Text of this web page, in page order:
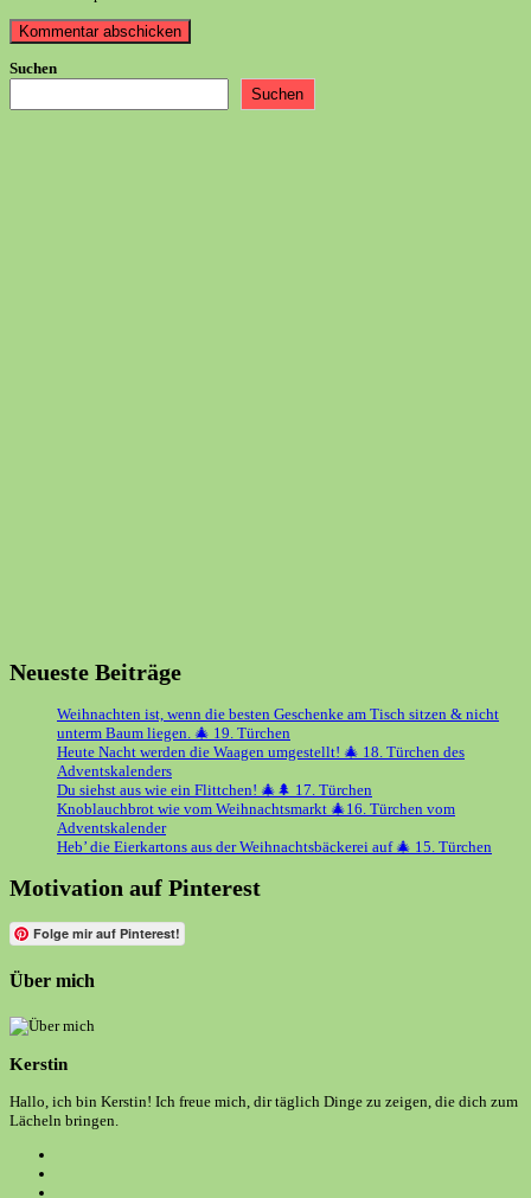
Kommentieren
ein
ein
(optional)
Suchen
Suchen
Neueste Beiträge
Weihnachten ist, wenn die besten Geschenke am Tisch sitzen & nicht
unterm Baum liegen. 🎄 19. Türchen
Heute Nacht werden die Waagen umgestellt! 🎄 18. Türchen des
Adventskalenders
Du siehst aus wie ein Flittchen! 🎄🌲 17. Türchen
Knoblauchbrot wie vom Weihnachtsmarkt 🎄16. Türchen vom
Adventskalender
Heb’ die Eierkartons aus der Weihnachtsbäckerei auf 🎄 15. Türchen
Motivation auf Pinterest
Folge mir auf Pinterest!
Über mich
Kerstin
Hallo, ich bin Kerstin! Ich freue mich, dir täglich Dinge zu zeigen, die dich zum
Lächeln bringen.